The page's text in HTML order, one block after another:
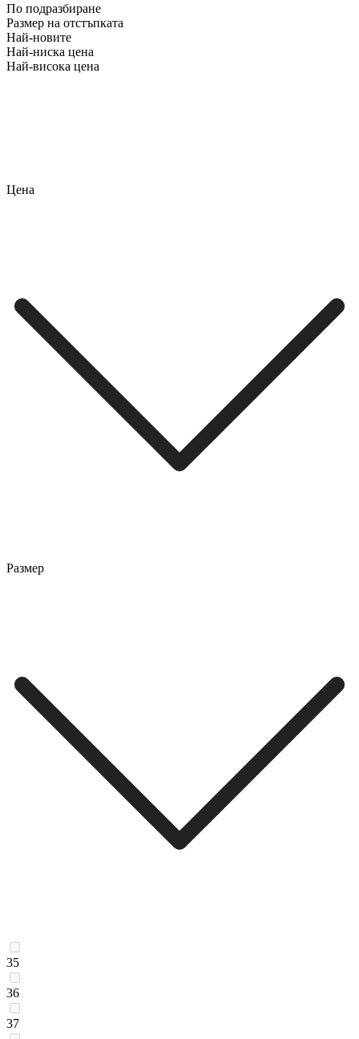
По подразбиране
Размер на отстъпката
Най-новите
Най-ниска цена
Най-висока цена
Цена
Размер
35
36
37